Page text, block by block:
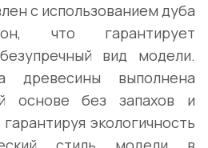
с использованием дуба
что гарантирует
вид модели.
древесины выполнена
основе без запахов и
экологичность